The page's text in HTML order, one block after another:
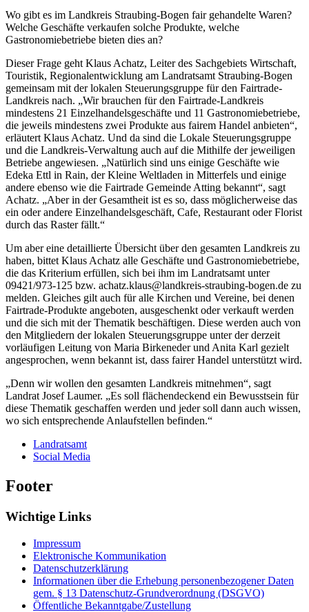
Wo gibt es im Landkreis Straubing-Bogen fair gehandelte Waren?
Welche Geschäfte verkaufen solche Produkte, welche
Gastronomiebetriebe bieten dies an?
Dieser Frage geht Klaus Achatz, Leiter des Sachgebiets Wirtschaft,
Touristik, Regionalentwicklung am Landratsamt Straubing-Bogen
gemeinsam mit der lokalen Steuerungsgruppe für den Fairtrade-
Landkreis nach. „Wir brauchen für den Fairtrade-Landkreis
mindestens 21 Einzelhandelsgeschäfte und 11 Gastronomiebetriebe,
die jeweils mindestens zwei Produkte aus fairem Handel anbieten“,
erläutert Klaus Achatz. Und da sind die Lokale Steuerungsgruppe
und die Landkreis-Verwaltung auch auf die Mithilfe der jeweiligen
Betriebe angewiesen. „Natürlich sind uns einige Geschäfte wie
Edeka Ettl in Rain, der Kleine Weltladen in Mitterfels und einige
andere ebenso wie die Fairtrade Gemeinde Atting bekannt“, sagt
Achatz. „Aber in der Gesamtheit ist es so, dass möglicherweise das
ein oder andere Einzelhandelsgeschäft, Cafe, Restaurant oder Florist
durch das Raster fällt.“
Um aber eine detaillierte Übersicht über den gesamten Landkreis zu
haben, bittet Klaus Achatz alle Geschäfte und Gastronomiebetriebe,
die das Kriterium erfüllen, sich bei ihm im Landratsamt unter
09421/973-125 bzw. achatz.klaus@landkreis-straubing-bogen.de zu
melden. Gleiches gilt auch für alle Kirchen und Vereine, bei denen
Fairtrade-Produkte angeboten, ausgeschenkt oder verkauft werden
und die sich mit der Thematik beschäftigen. Diese werden auch von
den Mitgliedern der lokalen Steuerungsgruppe unter der derzeit
vorläufigen Leitung von Maria Birkeneder und Anita Karl gezielt
angesprochen, wenn bekannt ist, dass fairer Handel unterstützt wird.
„Denn wir wollen den gesamten Landkreis mitnehmen“, sagt
Landrat Josef Laumer. „Es soll flächendeckend ein Bewusstsein für
diese Thematik geschaffen werden und jeder soll dann auch wissen,
wo sich entsprechende Anlaufstellen befinden.“
Landratsamt
Social Media
Footer
Wichtige Links
Impressum
Elektronische Kommunikation
Datenschutzerklärung
Informationen über die Erhebung personenbezogener Daten
gem. § 13 Datenschutz-Grundverordnung (DSGVO)
Öffentliche Bekanntgabe/Zustellung